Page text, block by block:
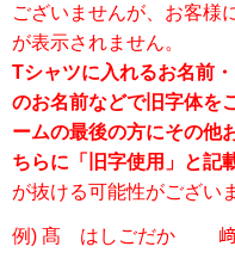
ございませんが、お客様
が表示されません。
Tシャツに入れるお名前
のお名前などで旧字体を
ームの最後の方にその他
ちらに「旧字使用」と記
が抜ける可能性がござい
例) 髙 はしごだか 﨑